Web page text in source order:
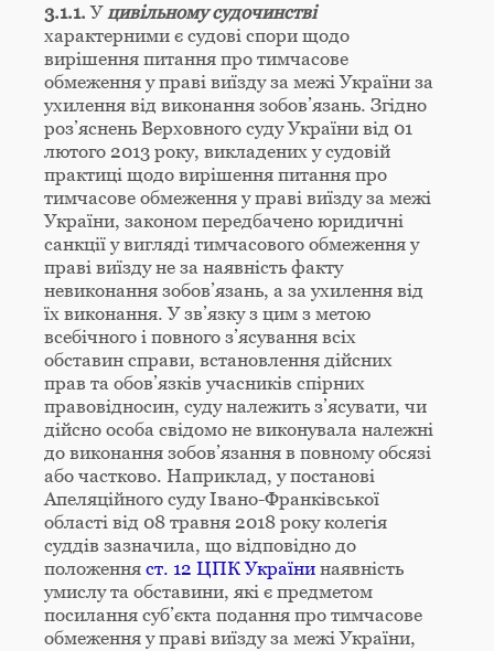
3.1.1. Уцивільному судочинстві
характерними є судові спори щодо
вирішення питання про тимчасове
обмеження у праві виїзду за межі України за
ухилення від виконання зобов’язань. Згідно
роз’яснень Верховного суду України від 01
лютого 2013 року, викладених у судовій
практиці щодо вирішення питання про
тимчасове обмеження у праві виїзду за межі
України, законом передбачено юридичні
санкції у вигляді тимчасового обмеження у
праві виїзду не за наявність факту
невиконання зобов’язань, а за ухилення від
їх виконання. У зв’язку з цим з метою
всебічного і повного з’ясування всіх
обставин справи, встановлення дійсних
прав та обов’язків учасників спірних
правовідносин, суду належить з’ясувати, чи
дійсно особа свідомо не виконувала належні
до виконання зобов’язання в повному обсязі
або частково. Наприклад, у постанові
Апеляційного суду Івано-Франківської
області від 08 травня 2018 року колегія
суддів зазначила, що відповідно до
положення ст. 12 ЦПК України наявність
умислу та обставини, які є предметом
посилання суб’єкта подання про тимчасове
обмеження у праві виїзду за межі України,